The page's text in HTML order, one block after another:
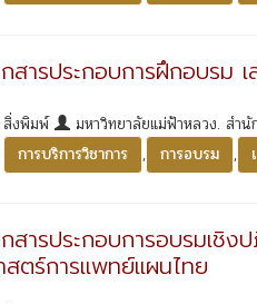
กสารประกอบการฝึกอบรม
งพิมพ์ มหาวิทยาลัยแม่ฟ้าหลวง. สำนั
การบริการวิชาการ
, การอบรม ,
กสารประกอบการอบรมเชิ
สตร์การแพทย์แผนไทย